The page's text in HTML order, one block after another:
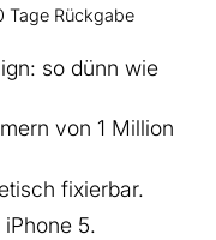
Tage Rückgabe
so dünn wie
von 1 Million
fixierbar.
5.